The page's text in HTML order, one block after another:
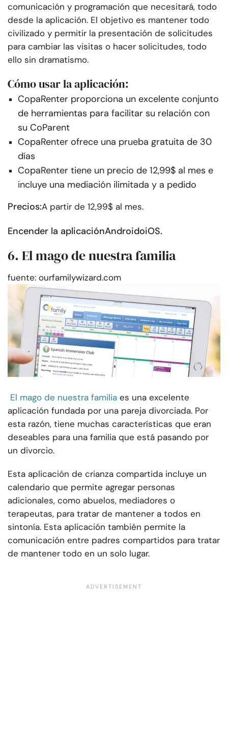
comunicación y programación que necesitará, todo
desde la aplicación. El objetivo es mantener todo
civilizado y permitir la presentación de solicitudes
para cambiar las visitas o hacer solicitudes, todo
ello sin dramatismo.
Cómo usar la aplicación:
CopaRenter proporciona un excelente conjunto
de herramientas para facilitar su relación con
su CoParent
CopaRenter ofrece una prueba gratuita de 30
días
CopaRenter tiene un precio de 12,99$ al mes e
incluye una mediación ilimitada y a pedido
Precios:A partir de 12,99$ al mes.
Encender la aplicaciónAndroidoiOS.
6. El mago de nuestra familia
fuente: ourfamilywizard.com
El mago de nuestra familia es una excelente
aplicación fundada por una pareja divorciada. Por
esta razón, tiene muchas características que eran
deseables para una familia que está pasando por
un divorcio.
Esta aplicación de crianza compartida incluye un
calendario que permite agregar personas
adicionales, como abuelos, mediadores o
terapeutas, para tratar de mantener a todos en
sintonía. Esta aplicación también permite la
comunicación entre padres compartidos para tratar
de mantener todo en un solo lugar.